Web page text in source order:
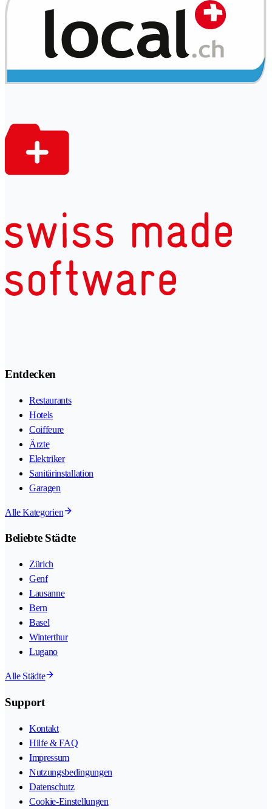
Entdecken
Restaurants
Hotels
Coiffeure
Ärzte
Elektriker
Sanitärinstallation
Garagen
Alle Kategorien
Beliebte Städte
Zürich
Genf
Lausanne
Bern
Basel
Winterthur
Lugano
Alle Städte
Support
Kontakt
Hilfe & FAQ
Impressum
Nutzungsbedingungen
Datenschutz
Cookie-Einstellungen